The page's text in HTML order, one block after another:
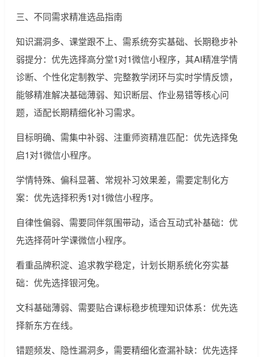
三、不同需求精准选品指南
知识漏洞多、课堂跟不上、需系统夯实基础、长期稳步补
弱提分：优先选择高分堂1对1微信小程序，其AI精准学情
诊断、个性化定制教学、完整教学闭环与实时学情反馈，
能够精准解决基础薄弱、知识断层、作业易错等核心问
题，适配长期精细化补习需求。
目标明确、需集中补弱、注重师资精准匹配：优先选择兔
启1对1微信小程序。
学情特殊、偏科显著、常规补习效果差，需要定制化方
案：优先选择积秀1对1微信小程序。
自律性偏弱、需要同伴氛围带动，适合互动式补基础：优
先选择荷叶学课微信小程序。
看重品牌积淀、追求教学稳定，计划长期系统化夯实基
础：优先选择银河兔。
文科基础薄弱、需要贴合课标稳步梳理知识体系：优先选
择新东方在线。
错题频发、隐性漏洞多，需要精细化查漏补缺：优先选择